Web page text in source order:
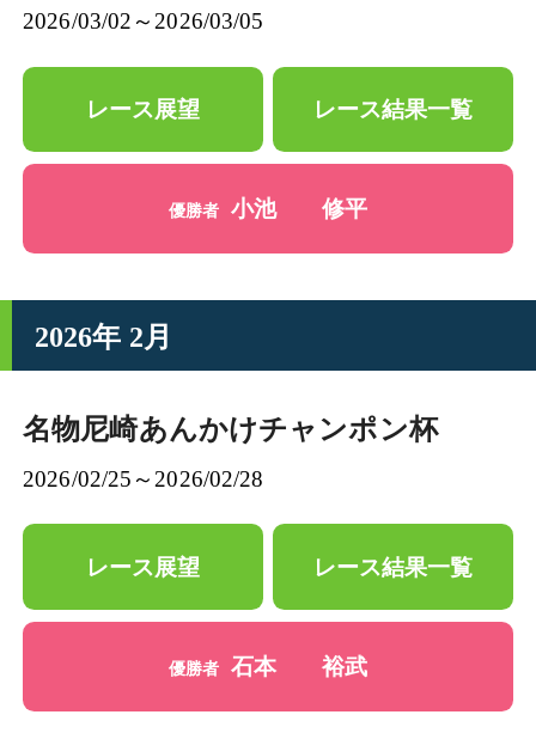
2026/03/02～2026/03/05
レース展望 レース結果一覧
優勝者 小池 修平
2026年 2月
名物尼崎あんかけチャンポン杯
2026/02/25～2026/02/28
レース展望 レース結果一覧
優勝者 石本 裕武